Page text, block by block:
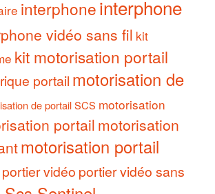
interphoneinterphone
vidéo sans fil kit
kit motorisation portail
portail motorisation de
de portail SCS motorisation
portail motorisation
motorisation portail
portier vidéo portier vidéo sans